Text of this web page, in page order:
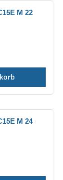
M 22
M 24